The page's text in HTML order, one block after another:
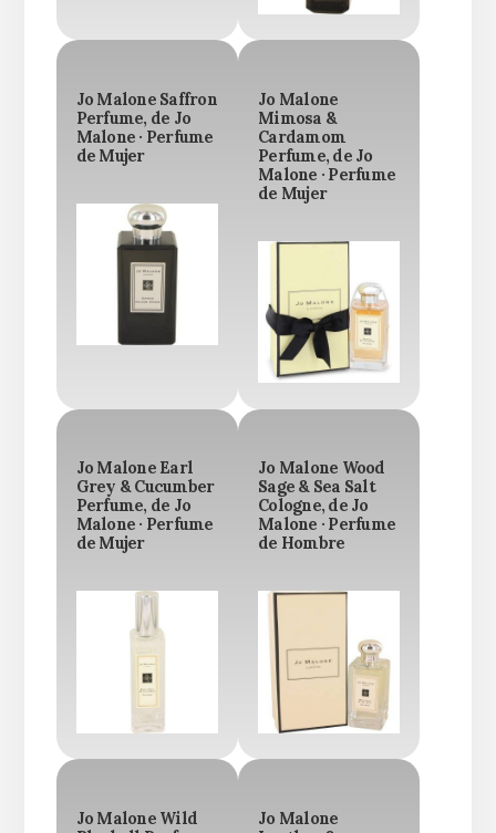
Jo Malone Saffron
Perfume, de Jo
Malone · Perfume
de Mujer
Jo Malone
Mimosa &
Cardamom
Perfume, de Jo
Malone · Perfume
de Mujer
Jo Malone Earl
Grey & Cucumber
Perfume, de Jo
Malone · Perfume
de Mujer
Jo Malone Wood
Sage & Sea Salt
Cologne, de Jo
Malone · Perfume
de Hombre
Jo Malone Wild
Jo Malone